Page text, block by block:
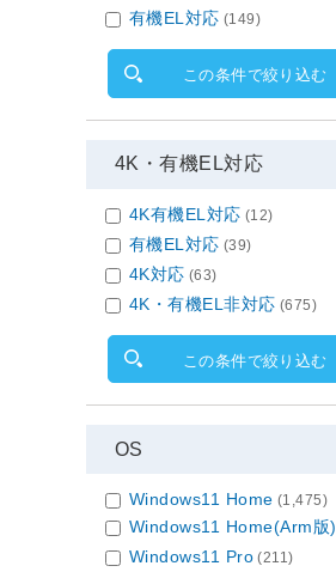
有機EL対応 (149)
この条件で絞り込む
4K・有機EL対応
4K有機EL対応 (12)
有機EL対応 (39)
4K対応 (63)
4K・有機EL非対応 (675)
この条件で絞り込む
OS
Windows11 Home (1,475)
Windows11 Home(Arm版)
Windows11 Pro (211)